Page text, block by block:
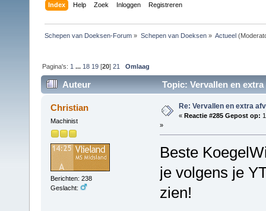
Index Help Zoek Inloggen Registreren
Schepen van Doeksen-Forum » Schepen van Doeksen» Actueel
Pagina's: 1 ... 18 19 [20]21 Omlaag
Auteur Topic: Vervallen en
Christian
Machinist
Berichten: 238
Geslacht:
Re: Vervallen en extra
« Reactie #285 Gepost op:
»
Beste
je volgens je
zien!